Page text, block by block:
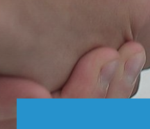
MAKER
取扱メーカー